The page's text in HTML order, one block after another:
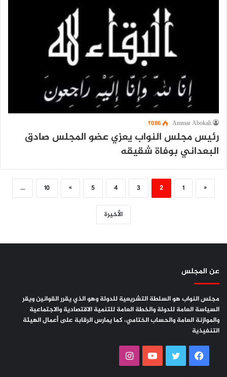
Ammar Abokali 1٬086
رئيس مجلس النواب يعزي عضو المجلس صادق
البعداني بوفاة شقيقه
«
1
2
3
4
5
»
10
...
الأخيرة
عن المجلس
مجلس النواب هو السلطة التشريعية للدولة وهو الذي يقرر القوانين ويقر
السياسة العامة للدولة والخطة العامة للتنمية الاقتصادية والاجتماعية
والموازنة العامة والحساب الختامي، كما يمارس الرقابة على أعمال الهيئة
التنفيذية
فيسبوك تويتر يوتيوب